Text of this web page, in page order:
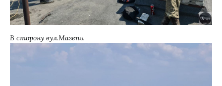
В сторону вул.Мазепи